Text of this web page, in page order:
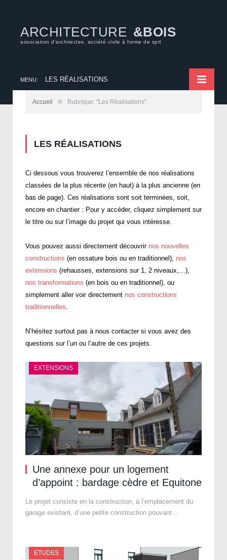
ARCHITECTURE &BOIS
association d'architectes, société civile à forme de sprl
MENU: LES RÉALISATIONS
Accueil » Rubrique: "Les Réalisations"
LES RÉALISATIONS
Ci dessous vous trouverez l’ensemble de nos réalisations
classées de la plus récente (en haut) à la plus ancienne (en
bas de page). Ces réalisations sont soit terminées, soit,
encore en chantier : Pour y accéder, cliquez simplement sur
le titre ou sur l’image du projet qui vous intéresse.
Vous pouvez aussi directement découvrir nos nouvelles
constructions (en ossature bois ou en traditionnel), nos
extensions (rehausses, extensions sur 1, 2 niveaux,…),
nos transformations (en bois ou en traditionnel), ou
simplement aller voir directement nos constructions
traditionnelles.
N’hésitez surtout pas à nous contacter si vous avez des
questions sur l’un ou l’autre de ces projets.
EXTENSIONS
Une annexe pour un logement
d’appoint : bardage cèdre et Equitone
Le projet consiste en la construction, à l’emplacement du
garage existant, d’une petite construction pouvant…
ETUDES